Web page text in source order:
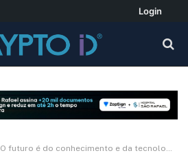
Login
O futuro é do conhecimento e da tecnologia, diz ministro Marcos Pontes em solenidade de abertura do Futurecom